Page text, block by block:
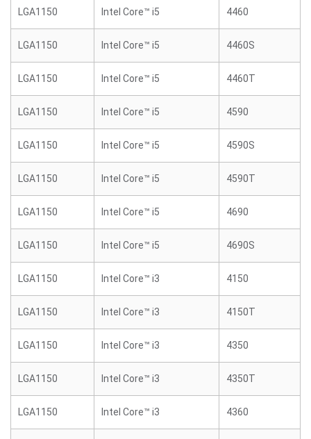
LGA1150 Intel Core™ i5 4460
LGA1150 Intel Core™ i5 4460S
LGA1150 Intel Core™ i5 4460T
LGA1150 Intel Core™ i5 4590
LGA1150 Intel Core™ i5 4590S
LGA1150 Intel Core™ i5 4590T
LGA1150 Intel Core™ i5 4690
LGA1150 Intel Core™ i5 4690S
LGA1150 Intel Core™ i3 4150
LGA1150 Intel Core™ i3 4150T
LGA1150 Intel Core™ i3 4350
LGA1150 Intel Core™ i3 4350T
LGA1150 Intel Core™ i3 4360